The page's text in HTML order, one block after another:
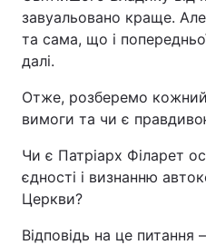
завуальовано краще. Але
та сама, що і
далі.
Отже, розберемо
вимоги та чи є
Чи є Патріарх Філарет
єдності і визнанню
Церкви?
Відповідь на це питання